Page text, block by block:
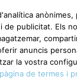
anònimes,
de publicitat. Els
anuncis
la vostra
pàgina de termes i